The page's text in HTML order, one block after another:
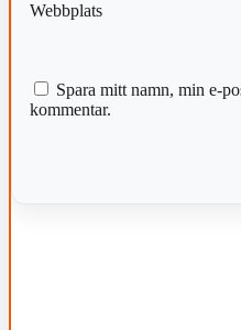
Webbplats
Spara mitt namn, min e-
kommentar.